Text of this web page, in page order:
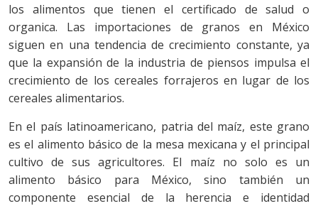
los alimentos que tienen el certificado de salud o
organica. Las importaciones de granos en México
siguen en una tendencia de crecimiento constante, ya
que la expansión de la industria de piensos impulsa el
crecimiento de los cereales forrajeros en lugar de los
cereales alimentarios.
En el país latinoamericano, patria del maíz, este grano
es el alimento básico de la mesa mexicana y el principal
cultivo de sus agricultores. El maíz no solo es un
alimento básico para México, sino también un
componente esencial de la herencia e identidad